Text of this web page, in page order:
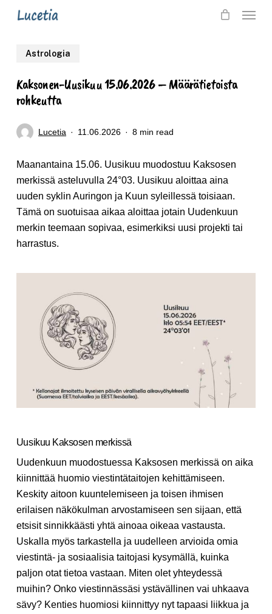
content
Menu
Astrologia
Kaksonen-Uusikuu 15.06.2026 – Määrätietoista
rohkeutta
Lucetia 11.06.2026 8 min read
Maanantaina 15.06. Uusikuu muodostuu Kaksosen
merkissä asteluvulla 24°03. Uusikuu aloittaa aina
uuden syklin Auringon ja Kuun syleillessä toisiaan.
Tämä on suotuisaa aikaa aloittaa jotain Uudenkuun
merkin teemaan sopivaa, esimerkiksi uusi projekti tai
harrastus.
Uusikuu Kaksosen merkissä
Uudenkuun muodostuessa Kaksosen merkissä on aika
kiinnittää huomio viestintätaitojen kehittämiseen.
Keskity aitoon kuuntelemiseen ja toisen ihmisen
erilaisen näkökulman arvostamiseen sen sijaan, että
etsisit sinnikkäästi yhtä ainoaa oikeaa vastausta.
Uskalla myös tarkastella ja uudelleen arvioida omia
viestintä- ja sosiaalisia taitojasi kysymällä, kuinka
paljon otat tietoa vastaan. Miten olet yhteydessä
muihin? Onko viestinnässäsi ystävällinen vai uhkaava
sävy? Kenties huomiosi kiinnittyy nyt tapaasi liikkua ja